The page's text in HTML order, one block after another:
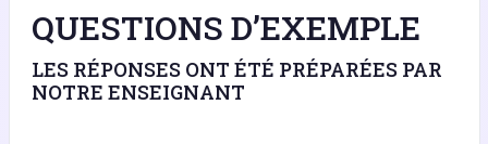
QUESTIONS D’EXEMPLE
LES RÉPONSES ONT ÉTÉ PRÉPARÉES PAR
NOTRE ENSEIGNANT